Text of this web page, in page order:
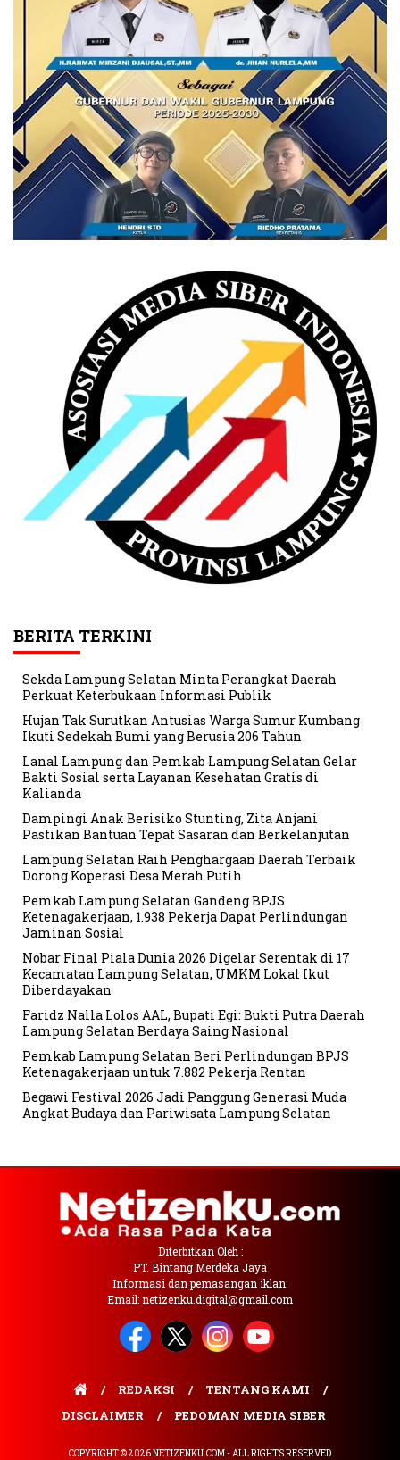
BERITA TERKINI
Sekda Lampung Selatan Minta Perangkat Daerah
Perkuat Keterbukaan Informasi Publik
Hujan Tak Surutkan Antusias Warga Sumur Kumbang
Ikuti Sedekah Bumi yang Berusia 206 Tahun
Lanal Lampung dan Pemkab Lampung Selatan Gelar
Bakti Sosial serta Layanan Kesehatan Gratis di
Kalianda
Dampingi Anak Berisiko Stunting, Zita Anjani
Pastikan Bantuan Tepat Sasaran dan Berkelanjutan
Lampung Selatan Raih Penghargaan Daerah Terbaik
Dorong Koperasi Desa Merah Putih
Pemkab Lampung Selatan Gandeng BPJS
Ketenagakerjaan, 1.938 Pekerja Dapat Perlindungan
Jaminan Sosial
Nobar Final Piala Dunia 2026 Digelar Serentak di 17
Kecamatan Lampung Selatan, UMKM Lokal Ikut
Diberdayakan
Faridz Nalla Lolos AAL, Bupati Egi: Bukti Putra Daerah
Lampung Selatan Berdaya Saing Nasional
Pemkab Lampung Selatan Beri Perlindungan BPJS
Ketenagakerjaan untuk 7.882 Pekerja Rentan
Begawi Festival 2026 Jadi Panggung Generasi Muda
Angkat Budaya dan Pariwisata Lampung Selatan
Diterbitkan Oleh :
PT. Bintang Merdeka Jaya
Informasi dan pemasangan iklan:
Email: netizenku.digital@gmail.com
REDAKSI
TENTANG KAMI
DISCLAIMER
PEDOMAN MEDIA SIBER
COPYRIGHT © 2026 NETIZENKU.COM - ALL RIGHTS RESERVED